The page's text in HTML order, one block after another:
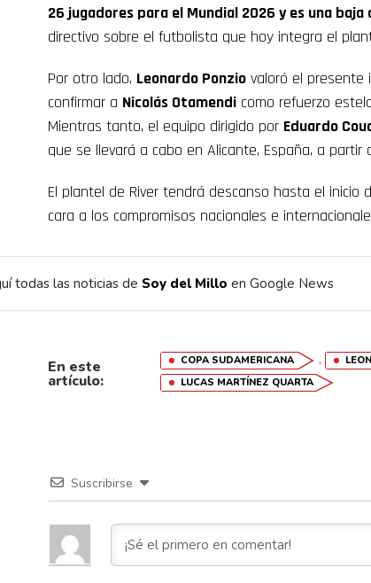
26 jugadores para el Mundial 2026 y es una baja
directivo sobre el futbolista que hoy integra el
Por otro lado, Leonardo Ponzio valoró el presente
confirmar a Nicolás Otamendi como refuerzo
Mientras tanto, el equipo dirigido por Eduardo
que se llevará a cabo en Alicante, España, a partir
El plantel de River tendrá descanso hasta el inicio
cara a los compromisos nacionales e
todas las noticias de Soy del Millo en Google News
En este
artículo:
COPA SUDAMERICANA ,
LUCAS MARTÍNEZ QUARTA
Suscribirse